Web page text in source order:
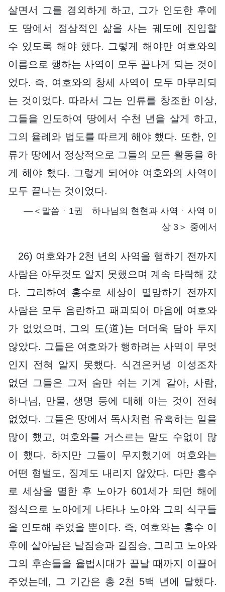
살면서 그를 경외하게 하고, 그가 인도한 후에
도 땅에서 정상적인 삶을 사는 궤도에 진입할
수 있도록 해야 했다. 그렇게 해야만 여호와의
이름으로 행하는 사역이 모두 끝나게 되는 것이
었다. 즉, 여호와의 창세 사역이 모두 마무리되
는 것이었다. 따라서 그는 인류를 창조한 이상,
그들을 인도하여 땅에서 수천 년을 살게 하고,
그의 율례와 법도를 따르게 해야 했다. 또한, 인
류가 땅에서 정상적으로 그들의 모든 활동을 하
게 해야 했다. 그렇게 되어야 여호와의 사역이
모두 끝나는 것이었다.
―＜말씀ㆍ1권 하나님의 현현과 사역ㆍ사역 이
상 3＞ 중에서
26) 여호와가 2천 년의 사역을 행하기 전까지
사람은 아무것도 알지 못했으며 계속 타락해 갔
다. 그리하여 홍수로 세상이 멸망하기 전까지
사람은 모두 음란하고 패괴되어 마음에 여호와
가 없었으며, 그의 도(道)는 더더욱 담아 두지
않았다. 그들은 여호와가 행하려는 사역이 무엇
인지 전혀 알지 못했다. 식견은커녕 이성조차
없던 그들은 그저 숨만 쉬는 기계 같아, 사람,
하나님, 만물, 생명 등에 대해 아는 것이 전혀
없었다. 그들은 땅에서 독사처럼 유혹하는 일을
많이 했고, 여호와를 거스르는 말도 수없이 많
이 했다. 하지만 그들이 무지했기에 여호와는
어떤 형벌도, 징계도 내리지 않았다. 다만 홍수
로 세상을 멸한 후 노아가 601세가 되던 해에
정식으로 노아에게 나타나 노아와 그의 식구들
을 인도해 주었을 뿐이다. 즉, 여호와는 홍수 이
후에 살아남은 날짐승과 길짐승, 그리고 노아와
그의 후손들을 율법시대가 끝날 때까지 이끌어
주었는데, 그 기간은 총 2천 5백 년에 달했다.